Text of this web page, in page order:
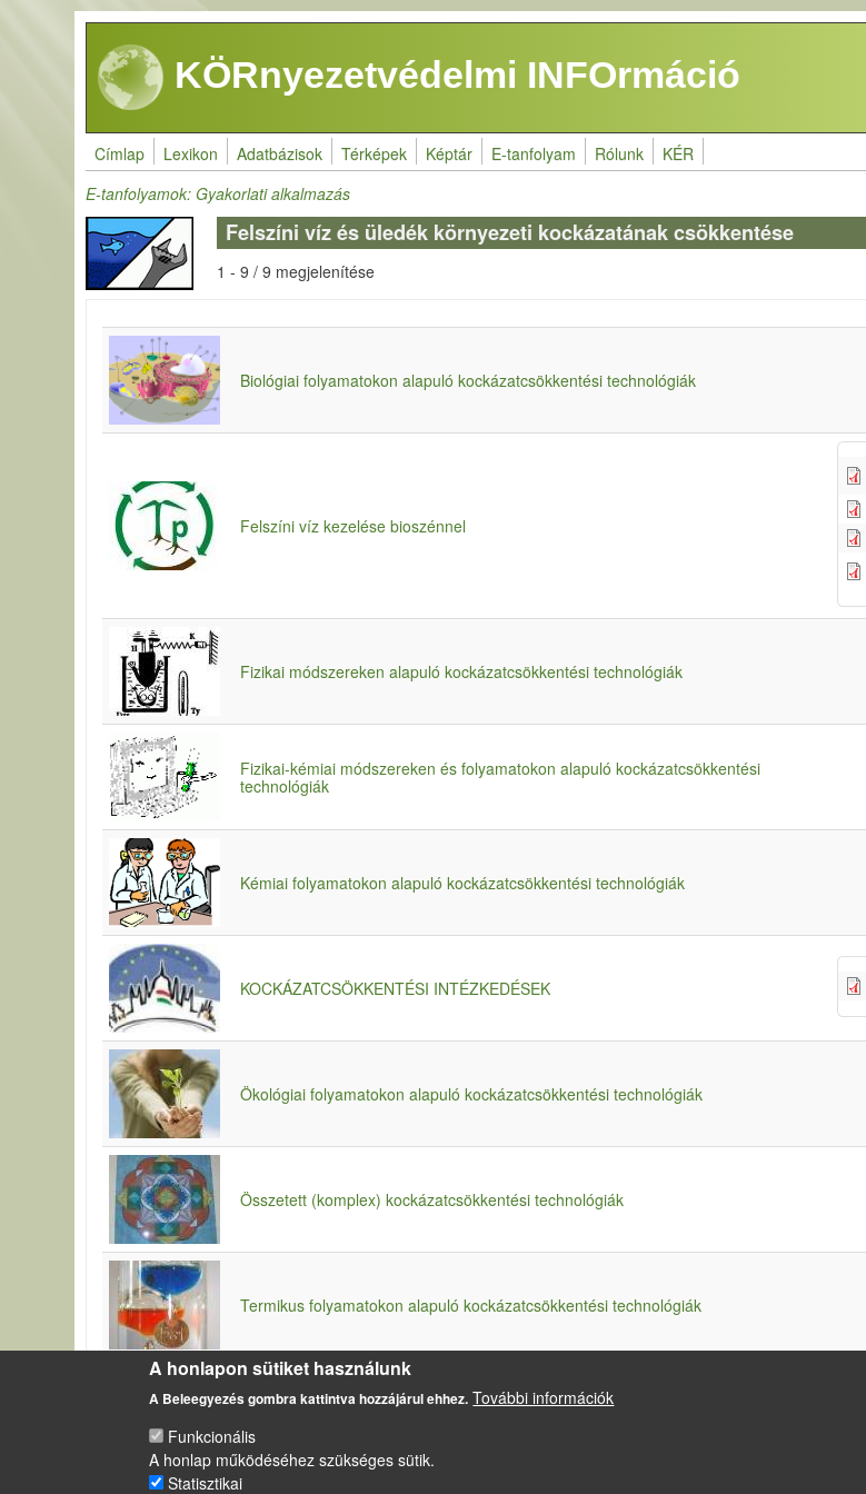
Ugrás a tartalomra
KÖRnyezetvédelmi INFOrmáció
Címlap Lexikon Adatbázisok Térképek Képtár E-tanfolyam Rólunk KÉR
E-tanfolyamok: Gyakorlati alkalmazás
Felszíni víz és üledék környezeti kockázatának csökkentése
1 - 9 / 9 megjelenítése
Biológiai folyamatokon alapuló kockázatcsökkentési technológiák
Felszíni víz kezelése bioszénnel
Fizikai módszereken alapuló kockázatcsökkentési technológiák
Fizikai-kémiai módszereken és folyamatokon alapuló kockázatcsökkentési
technológiák
Kémiai folyamatokon alapuló kockázatcsökkentési technológiák
KOCKÁZATCSÖKKENTÉSI INTÉZKEDÉSEK
Ökológiai folyamatokon alapuló kockázatcsökkentési technológiák
Összetett (komplex) kockázatcsökkentési technológiák
Termikus folyamatokon alapuló kockázatcsökkentési technológiák
LÁBLÉC
Impresszum
A honlapon sütiket használunk
A Beleegyezés gombra kattintva hozzájárul ehhez. További információk
Funkcionális
A honlap működéséhez szükséges sütik.
Statisztikai